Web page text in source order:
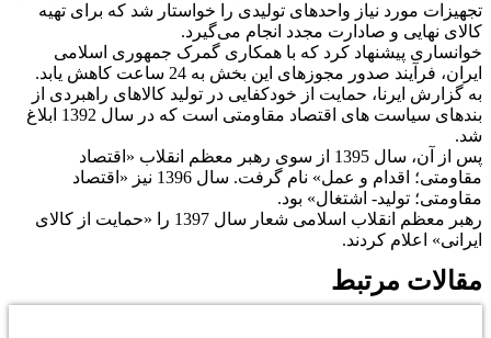
تجهیزات مورد نیاز واحدهای تولیدی را خواستار شد که برای تهیه
کالای نهایی و صادارت مجدد انجام می‌گیرد.
خوانساری پیشنهاد کرد که با همکاری گمرک جمهوری اسلامی
ایران، فرآیند صدور مجوزهای این بخش به 24 ساعت کاهش یابد.
به گزارش ایرنا، حمایت از خودکفایی در تولید کالاهای راهبردی از
بندهای سیاست های اقتصاد مقاومتی است که در سال 1392 ابلاغ
شد.
پس از آن، سال 1395 از سوی رهبر معظم انقلاب «اقتصاد
مقاومتی؛ اقدام و عمل» نام گرفت. سال 1396 نیز «اقتصاد
مقاومتی؛ تولید- اشتغال» بود.
رهبر معظم انقلاب اسلامی شعار سال 1397 را «حمایت از کالای
ایرانی» اعلام کردند.
مقالات مرتبط